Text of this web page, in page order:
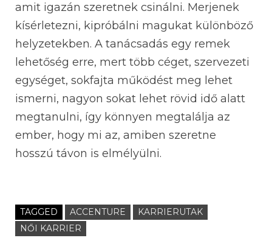
amit igazán szeretnek csinálni. Merjenek
kísérletezni, kipróbálni magukat különböző
helyzetekben. A tanácsadás egy remek
lehetőség erre, mert több céget, szervezeti
egységet, sokfajta működést meg lehet
ismerni, nagyon sokat lehet rövid idő alatt
megtanulni, így könnyen megtalálja az
ember, hogy mi az, amiben szeretne
hosszú távon is elmélyülni.
TAGGED ACCENTURE
KARRIERUTAK
NŐI KARRIER